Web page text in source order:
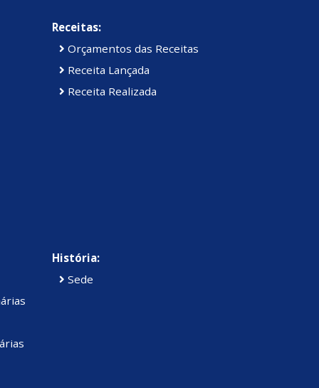
Receitas:
Orçamentos das Receitas
Receita Lançada
Receita Realizada
História:
Sede